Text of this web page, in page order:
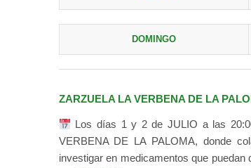
DOMINGO
ZARZUELA LA VERBENA DE LA
Los días 1 y 2 de JULIO a las
VERBENA DE LA PALOMA, donde
investigar en medicamentos que